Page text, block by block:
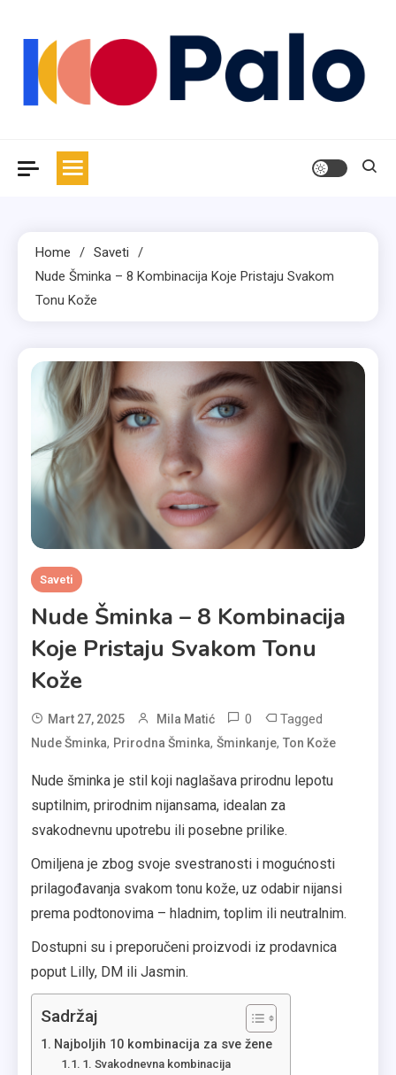
content
Home
Saveti
Nude Šminka – 8 Kombinacija Koje Pristaju Svakom
Tonu Kože
Saveti
Nude Šminka – 8 Kombinacija
Koje Pristaju Svakom Tonu
Kože
Mart 27, 2025 Mila Matić 0 Tagged
Nude Šminka, Prirodna Šminka, Šminkanje, Ton Kože
Nude šminka je stil koji naglašava prirodnu lepotu
suptilnim, prirodnim nijansama, idealan za
svakodnevnu upotrebu ili posebne prilike.
Omiljena je zbog svoje svestranosti i mogućnosti
prilagođavanja svakom tonu kože, uz odabir nijansi
prema podtonovima – hladnim, toplim ili neutralnim.
Dostupni su i preporučeni proizvodi iz prodavnica
poput Lilly, DM ili Jasmin.
Sadržaj
Najboljih 10 kombinacija za sve žene
1. Svakodnevna kombinacija